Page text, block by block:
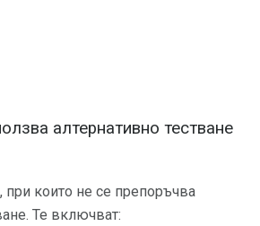
алтернативно тестване
при които не се препоръчва
Те включват: